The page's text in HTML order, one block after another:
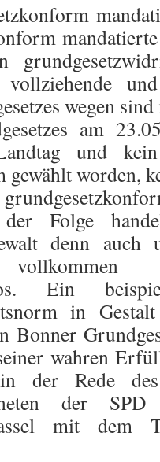
vollziehende
wegen
am
und kein
worden,
Folge
denn auch
Ein
in
Bonner
wahren
der Rede des
der
mit